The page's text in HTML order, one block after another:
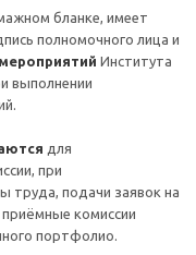
бланке, имеет
полномочного лица и
Института
выполнении
для
при
труда, подачи заявок на
комиссии
портфолио.